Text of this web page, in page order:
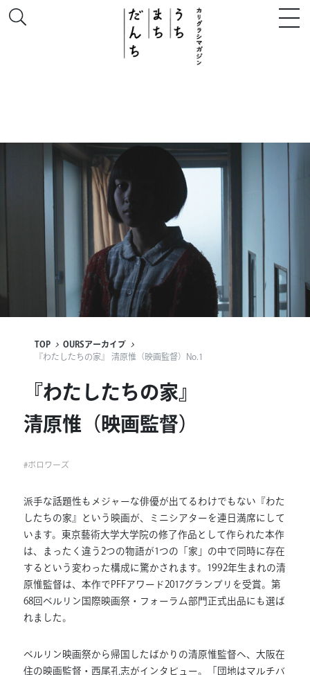
このサイトについて
# まち
# だんち
ちず
特集
ジャーナル
タグ一覧
TOP
OURSアーカイブ
『わたしたちの家』 清原惟（映画監督）No.1
『わたしたちの家』
清原惟（映画監督）
#ボロワーズ
派手な話題性もメジャーな俳優が出てるわけでもない『わた
したちの家』という映画が、ミニシアターを連日満席にして
います。東京藝術大学大学院の修了作品として作られた本作
は、まったく違う2つの物語が1つの「家」の中で同時に存在
するという変わった構成に驚かされます。1992年生まれの清
原惟監督は、本作でPFFアワード2017グランプリを受賞。第
68回ベルリン国際映画祭・フォーラム部門正式出品にも選ば
れました。
ベルリン映画祭から帰国したばかりの清原惟監督へ、大阪在
住の映画監督・西尾孔志がインタビュー。「団地はマルチバ